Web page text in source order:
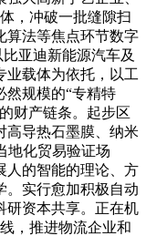
，冲破一批缝隙扫
算法等焦点环节数字
亚迪新能源汽车及
业载体为依托，以工
然规模的“专精特
财产链条。起步区
高导热石墨膜、纳米
地化贸易验证场
人的智能的理论、方
。实行愈加积极自动
研资本共享。正在机
，推进物流企业和